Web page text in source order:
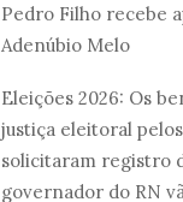
Pedro Filho recebe
Adenúbio Melo
Eleições 2026: Os
justiça eleitoral
solicitaram registro
governador do RN